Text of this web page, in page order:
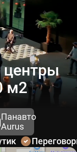
м2
Панавто
Aurus